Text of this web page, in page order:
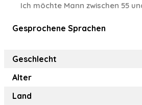
Ich möchte Mann zwischen 55
Gesprochene Sprachen
Geschlecht
Alter
Land